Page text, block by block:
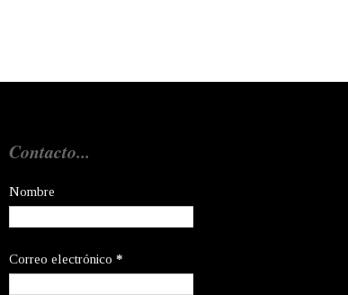
Contacto...
Nombre
Correo electrónico *